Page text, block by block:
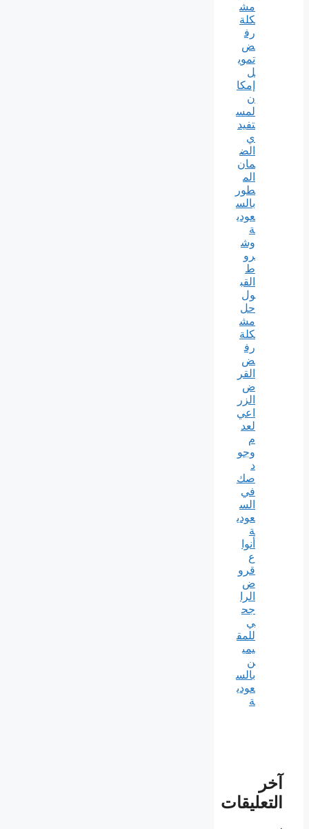
مش
كلة
رف
ض
تموي
ل
إمكا
ن
لمس
تفيد
ي
الض
مان
الم
طور
بالس
عودي
ة
وش
رو
ط
القب
ول
حل
مش
كلة
رف
ض
القر
ض
الزر
اعي
لعد
م
وجو
د
صك
في
الس
عودي
ة
أنوا
ع
قرو
ض
الرا
جح
ي
للمق
يمي
ن
بالس
عودي
ة
آخر
التعليقات